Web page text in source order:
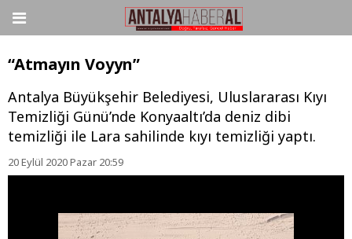
“Atmayın Voyyn”
Antalya Büyükşehir Belediyesi, Uluslararası Kıyı
Temizliği Günü’nde Konyaaltı’da deniz dibi
temizliği ile Lara sahilinde kıyı temizliği yaptı.
20 Eylül 2020 Pazar 20:59